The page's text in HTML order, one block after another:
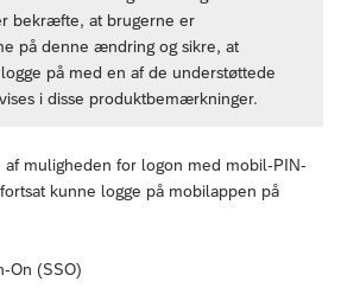
bekræfte, at brugerne er
på denne ændring og sikre, at
på med en af de understøttede
i disse produktbemærkninger.
af muligheden for logon med mobil-PIN-
kunne logge på mobilappen på
On (SSO)